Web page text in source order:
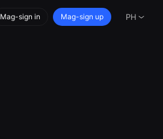
Mag-sign in Mag-sign up PH